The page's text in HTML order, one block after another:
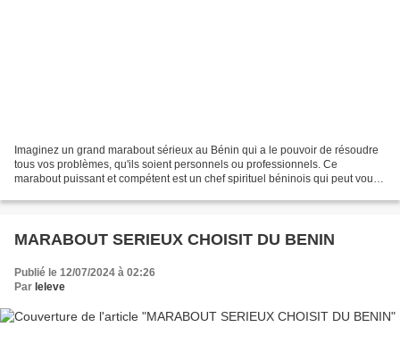
Imaginez un grand marabout sérieux au Bénin qui a le pouvoir de résoudre
tous vos problèmes, qu'ils soient personnels ou professionnels. Ce
marabout puissant et compétent est un chef spirituel béninois qui peut vous
MARABOUT SERIEUX CHOISIT DU BENIN
Publié le 12/07/2024 à 02:26
Par leleve